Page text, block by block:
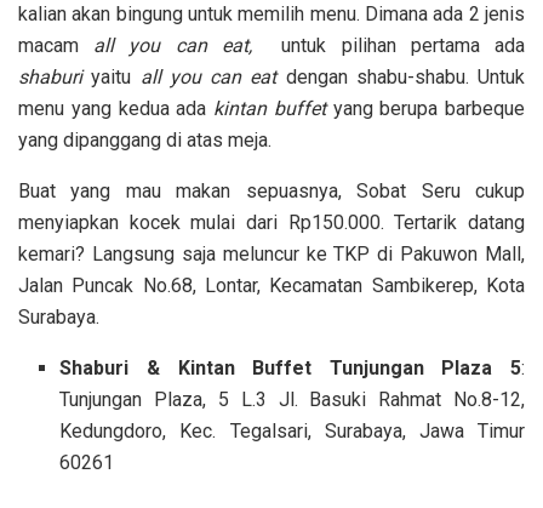
kalian akan bingung untuk memilih menu. Dimana ada 2 jenis
macam all you can eat,untuk pilihan pertama ada
shaburiyaitu all you can eatdengan shabu-shabu. Untuk
menu yang kedua ada kintan buffetyang berupa barbeque
yang dipanggang di atas meja.
Buat yang mau makan sepuasnya, Sobat Seru cukup
menyiapkan kocek mulai dari Rp150.000. Tertarik datang
kemari? Langsung saja meluncur ke TKP di Pakuwon Mall,
Jalan Puncak No.68, Lontar, Kecamatan Sambikerep, Kota
Surabaya.
Shaburi & Kintan Buffet Tunjungan Plaza 5:
Tunjungan Plaza, 5 L.3 Jl. Basuki Rahmat No.8-12,
Kedungdoro, Kec. Tegalsari, Surabaya, Jawa Timur
60261